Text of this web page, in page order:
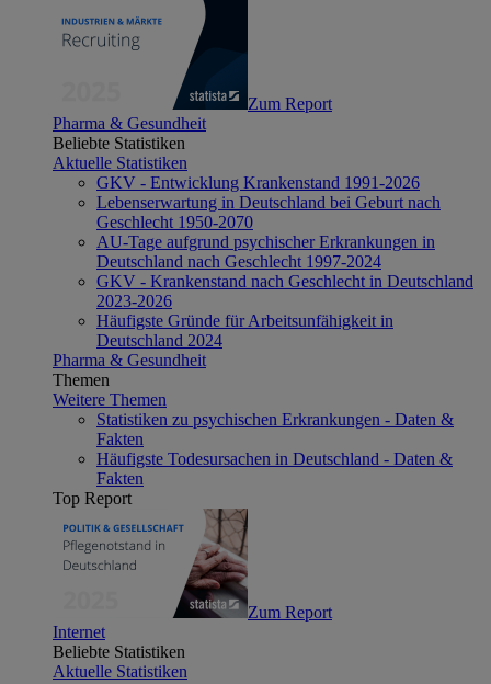
Zum Report
Pharma & Gesundheit
Beliebte Statistiken
Aktuelle Statistiken
GKV - Entwicklung Krankenstand 1991-2026
Lebenserwartung in Deutschland bei Geburt nach
Geschlecht 1950-2070
AU-Tage aufgrund psychischer Erkrankungen in
Deutschland nach Geschlecht 1997-2024
GKV - Krankenstand nach Geschlecht in Deutschland
2023-2026
Häufigste Gründe für Arbeitsunfähigkeit in
Deutschland 2024
Pharma & Gesundheit
Themen
Weitere Themen
Statistiken zu psychischen Erkrankungen - Daten &
Fakten
Häufigste Todesursachen in Deutschland - Daten &
Fakten
Top Report
Zum Report
Internet
Beliebte Statistiken
Aktuelle Statistiken